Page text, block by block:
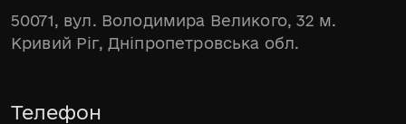
50071, вул. Володимира Великого, 32 м.
Кривий Ріг, Дніпропетровська обл.
Телефон